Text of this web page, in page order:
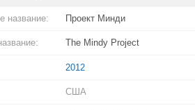
название: Проект Минди
The Mindy Project
2012
США